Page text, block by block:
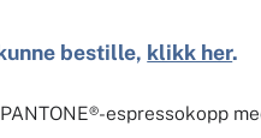
bestille, klikk her.
espressokopp